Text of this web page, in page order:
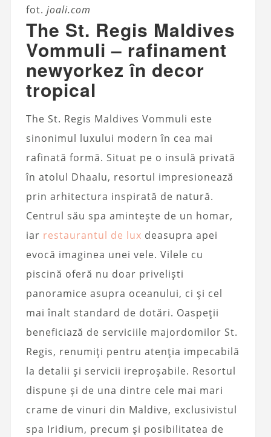
fot. joali.com
The St. Regis Maldives
Vommuli – rafinament
newyorkez în decor
tropical
The St. Regis Maldives Vommuli este
sinonimul luxului modern în cea mai
rafinată formă. Situat pe o insulă privată
în atolul Dhaalu, resortul impresionează
prin arhitectura inspirată de natură.
Centrul său spa amintește de un homar,
iar restaurantul de lux deasupra apei
evocă imaginea unei vele. Vilele cu
piscină oferă nu doar priveliști
panoramice asupra oceanului, ci și cel
mai înalt standard de dotări. Oaspeții
beneficiază de serviciile majordomilor St.
Regis, renumiți pentru atenția impecabilă
la detalii și servicii ireproșabile. Resortul
dispune și de una dintre cele mai mari
crame de vinuri din Maldive, exclusivistul
spa Iridium, precum și posibilitatea de